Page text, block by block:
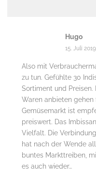
Hugo
15. Juli
Also mit
zu tun. Gefühlte 30
Sortiment und Preisen.
Waren anbieten
Gemüsemarkt ist
preiswert. Das
Vielfalt. Die
hat nach der Wende
buntes Markttreiben,
es auch wieder…